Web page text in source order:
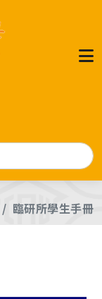
搜尋
臨研所學生手冊